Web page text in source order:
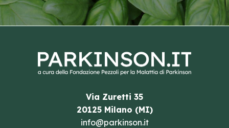
Via Zuretti 35
20125 Milano (MI)
info@parkinson.it